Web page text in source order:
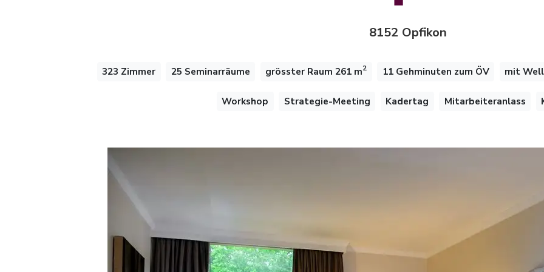
8152 Opfikon
323 Zimmer 25 Seminarräume grösster Raum 261 m2 11 Gehminuten zum ÖV mit
Workshop Strategie-Meeting Kadertag Mitarbeiteranlass